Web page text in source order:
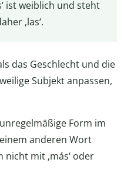
ist weiblich und steht
‚las‘.
das Geschlecht und die
Subjekt anpassen,
Form im
anderen Wort
mit ‚más‘ oder